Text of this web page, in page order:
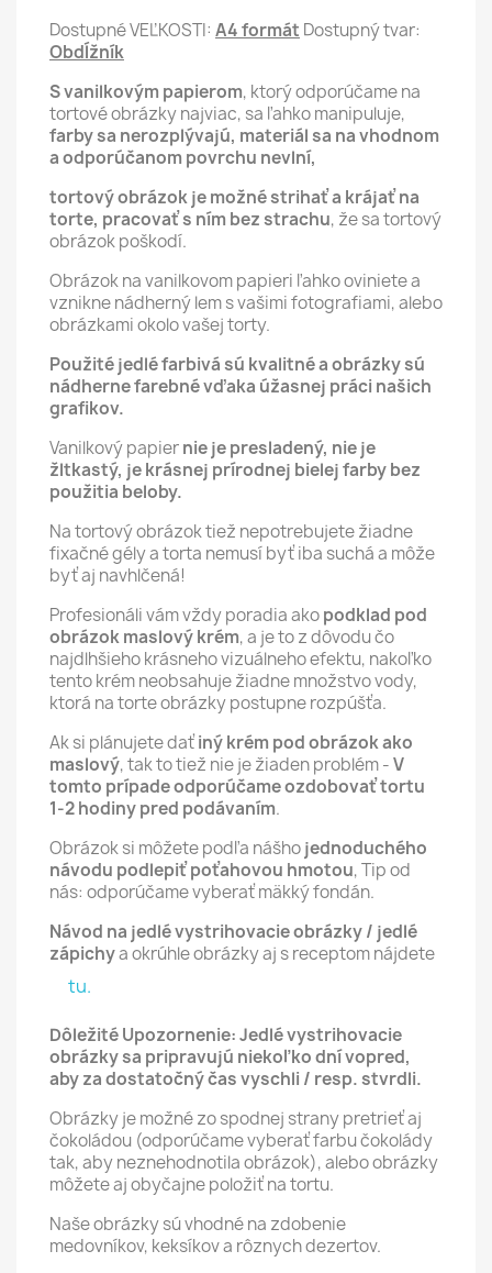
Dostupné VEĽKOSTI: A4 formát Dostupný tvar:
Obdĺžník
S vanilkovým papierom, ktorý odporúčame na
tortové obrázky najviac, sa ľahko manipuluje,
farby sa nerozplývajú, materiál sa na vhodnom
a odporúčanom povrchu nevlní,
tortový obrázok je možné strihať a krájať na
torte, pracovať s ním bez strachu, že sa tortový
obrázok poškodí.
Obrázok na vanilkovom papieri ľahko oviniete a
vznikne nádherný lem s vašimi fotografiami, alebo
obrázkami okolo vašej torty.
Použité jedlé farbivá sú kvalitné a obrázky sú
nádherne farebné vďaka úžasnej práci našich
grafikov.
Vanilkový papiernie je presladený, nie je
žltkastý, je krásnej prírodnej bielej farby bez
použitia beloby.
Na tortový obrázok tiež nepotrebujete žiadne
fixačné gély a torta nemusí byť iba suchá a môže
byť aj navhlčená!
Profesionáli vám vždy poradia akopodklad pod
obrázok maslový krém, a je to z dôvodu čo
najdlhšieho krásneho vizuálneho efektu, nakoľko
tento krém neobsahuje žiadne množstvo vody,
ktorá na torte obrázky postupne rozpúšťa.
Ak si plánujete daťiný krém pod obrázok ako
maslový, tak to tiež nie je žiaden problém -V
tomto prípade odporúčame ozdobovať tortu
1-2 hodiny pred podávaním.
Obrázok si môžete podľa nášhojednoduchého
návodu podlepiť poťahovou hmotou, Tip od
nás: odporúčame vyberať mäkký fondán.
Návod na jedlé vystrihovacie obrázky / jedlé
zápichya okrúhle obrázky aj s receptom nájdete
tu.
Dôležité Upozornenie: Jedlé vystrihovacie
obrázky sa pripravujú niekoľko dní vopred,
aby za dostatočný čas vyschli / resp. stvrdli.
Obrázky je možné zo spodnej strany pretrieť aj
čokoládou (odporúčame vyberať farbu čokolády
tak, aby neznehodnotila obrázok), alebo obrázky
môžete aj obyčajne položiť na tortu.
Naše obrázky sú vhodné na zdobenie
medovníkov, keksíkov a rôznych dezertov.